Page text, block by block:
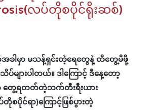
လပ်တိုစပိုင်ရိုးဆစ်)
အခါမှာ မသန့်ရှင်းတဲ့ရေတွေနဲ့ ထိတွေ့မိဖို့
ျားပါတယ်။ ဒါကြောင့် ဒီနေ့တော့
တွေ့ရတတ်တဲ့ဘက်တီးရီးယား
စပိုင်ရာ)ကြောင့်ဖြစ်ပွားတဲ့